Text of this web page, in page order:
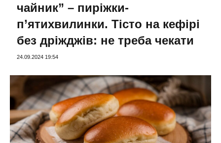
чайник” – пиріжки-
п’ятихвилинки. Тісто на кефірі
без дріжджів: не треба чекати
24.09.2024 19:54